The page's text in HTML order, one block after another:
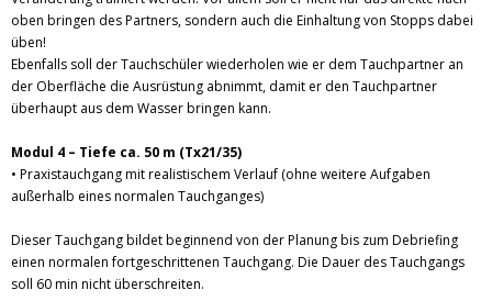
oben bringen des Partners, sondern auch die Einhaltung von Stopps dabei
üben!
Ebenfalls soll der Tauchschüler wiederholen wie er dem Tauchpartner an
der Oberfläche die Ausrüstung abnimmt, damit er den Tauchpartner
überhaupt aus dem Wasser bringen kann.
Modul 4 – Tiefe ca. 50 m (Tx21/35)
• Praxistauchgang mit realistischem Verlauf (ohne weitere Aufgaben
außerhalb eines normalen Tauchganges)
Dieser Tauchgang bildet beginnend von der Planung bis zum Debriefing
einen normalen fortgeschrittenen Tauchgang. Die Dauer des Tauchgangs
soll 60 min nicht überschreiten.